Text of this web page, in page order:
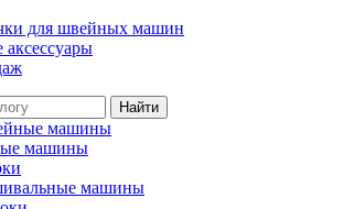
для швейных машин
Найти
машины
машины
машины